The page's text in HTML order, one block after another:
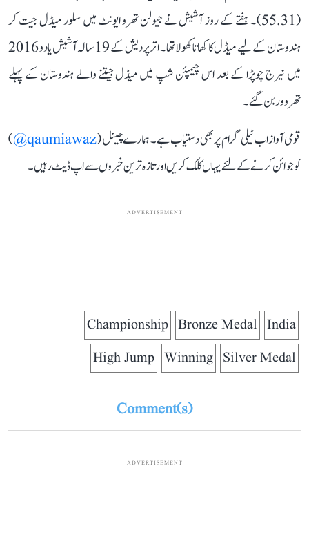
(55.31)۔ ہفتے کے روز آشیش نے جیولن تھرو ایونٹ میں سلور میڈل جیت کر
ہندوستان کے لیے میڈل کا کھاتا کھولا تھا۔ اتر پردیش کے 19 سالہ آشیش یادو 2016
میں نیرج چوپڑا کے بعد اس چیمپئن شپ میں میڈل جیتنے والے ہندوستان کے پہلے
تھروور بن گئے۔
قومی آواز اب ٹیلی گرام پر بھی دستیاب ہے۔ ہمارے چینل (qaumiawaz@
)
کو جوائن کرنے کے لئے یہاں کلک کریں اور تازہ ترین خبروں سے اپ ڈیٹ رہیں۔
ADVERTISEMENT
India
Bronze Medal
Championship
Silver Medal
Winning
High Jump
Comment(s)
ADVERTISEMENT